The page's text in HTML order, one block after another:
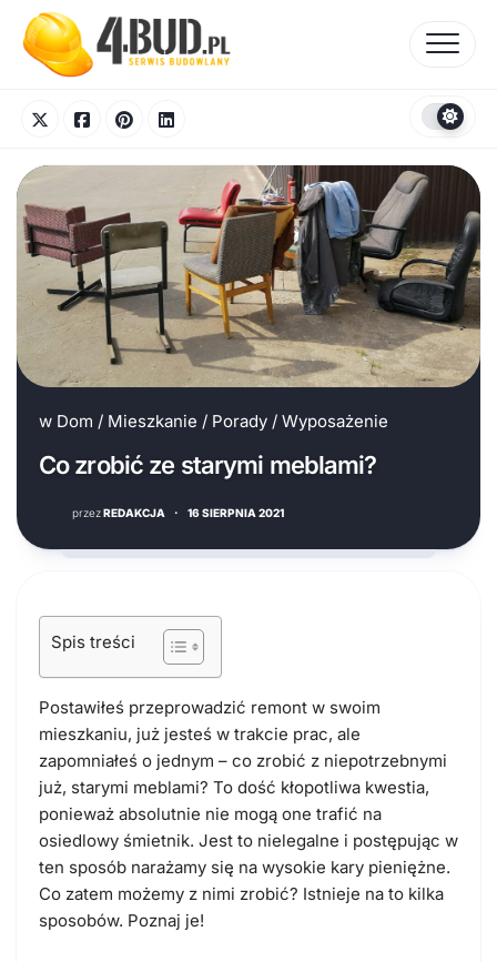
content
w Dom / Mieszkanie / Porady / Wyposażenie
Co zrobić ze starymi meblami?
przezREDAKCJA · 16 SIERPNIA 2021
Spis treści
Postawiłeś przeprowadzić remont w swoim
mieszkaniu, już jesteś w trakcie prac, ale
zapomniałeś o jednym – co zrobić z niepotrzebnymi
już, starymi meblami? To dość kłopotliwa kwestia,
ponieważ absolutnie nie mogą one trafić na
osiedlowy śmietnik. Jest to nielegalne i postępując w
ten sposób narażamy się na wysokie kary pieniężne.
Co zatem możemy z nimi zrobić? Istnieje na to kilka
sposobów. Poznaj je!